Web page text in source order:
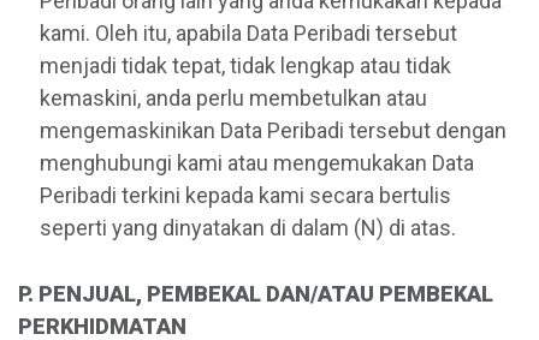
kami. Oleh itu, apabila Data Peribadi tersebut
menjadi tidak tepat, tidak lengkap atau tidak
kemaskini, anda perlu membetulkan atau
mengemaskinikan Data Peribadi tersebut dengan
menghubungi kami atau mengemukakan Data
Peribadi terkini kepada kami secara bertulis
seperti yang dinyatakan di dalam (N) di atas.
P. PENJUAL, PEMBEKAL DAN/ATAU PEMBEKAL
PERKHIDMATAN